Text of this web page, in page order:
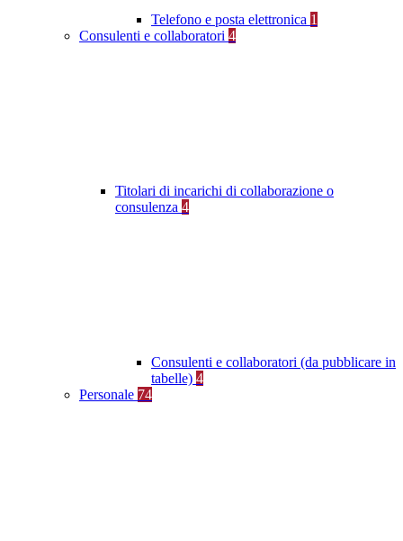
Telefono e posta elettronica 1
Consulenti e collaboratori 4
Titolari di incarichi di collaborazione o
consulenza 4
Consulenti e collaboratori (da pubblicare in
tabelle) 4
Personale 74